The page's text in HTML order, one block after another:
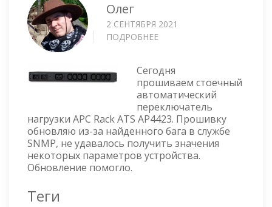
Олег
2 СЕНТЯБРЯ 2021
ПОДРОБНЕЕ
ATS
AP4423
—
ПРОШИВКА
СТОЕЧНОГО
АВТОМАТИЧЕСКОГО
ПЕРЕКЛЮЧАТЕЛЯ
НАГРУЗКИ
Сегодня
прошиваем стоечный
автоматический
переключатель
нагрузки APC Rack ATS AP4423. Прошивку
обновляю из-за найденного бага в службе
SNMP, не удавалось получить значения
некоторых параметров устройства.
Обновление помогло.
Теги